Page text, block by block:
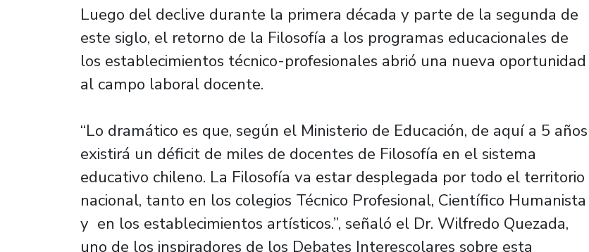
Luego del declive durante la primera década y parte de la segunda de
este siglo, el retorno de la Filosofía a los programas educacionales de
los establecimientos técnico-profesionales abrió una nueva oportunidad
al campo laboral docente.
“Lo dramático es que, según el Ministerio de Educación, de aquí a 5 años
existirá un déficit de miles de docentes de Filosofía en el sistema
educativo chileno. La Filosofía va estar desplegada por todo el territorio
nacional, tanto en los colegios Técnico Profesional, Científico Humanista
y en los establecimientos artísticos.”, señaló el Dr. Wilfredo Quezada,
uno de los inspiradores de los Debates Interescolares sobre esta